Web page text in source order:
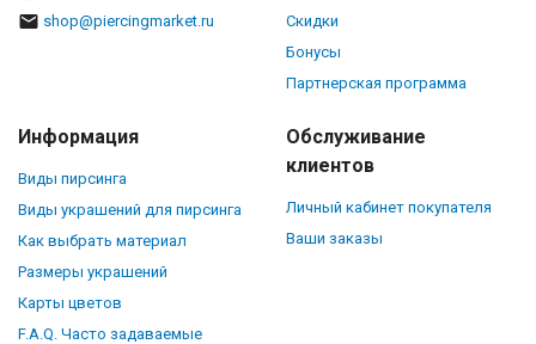
shop@piercingmarket.ru
Скидки
Бонусы
Партнерская программа
Информация
Виды пирсинга
Виды украшений для пирсинга
Как выбрать материал
Размеры украшений
Карты цветов
F.A.Q. Часто задаваемые
Обслуживание
клиентов
Личный кабинет покупателя
Ваши заказы